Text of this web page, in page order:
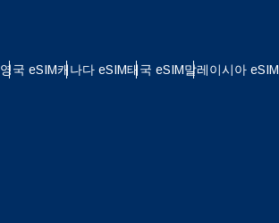
영국 eSIM캐나다 eSIM태국 eSIM말레이시아 eSIM